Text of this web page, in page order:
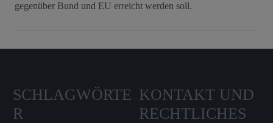
gegenüber Bund und EU erreicht werden soll.
SCHLAGWÖRTE
R
KONTAKT UND
RECHTLICHES